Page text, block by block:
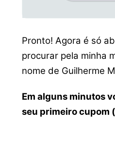
Pronto! Agora é só
procurar pela minha
nome de Guilherme
Em alguns minutos
seu primeiro cupom